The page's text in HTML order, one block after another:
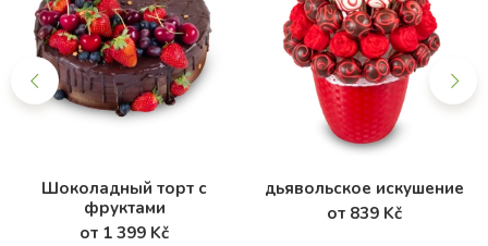
Шоколадный торт с
фруктами
от 1 399 Kč
дьявольское искушение
от 839 Kč